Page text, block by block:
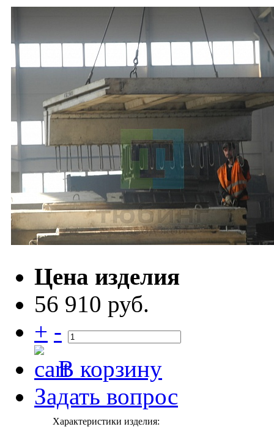
Цена изделия
56 910 руб.
+ -
В корзину
Задать вопрос
Характеристики изделия: